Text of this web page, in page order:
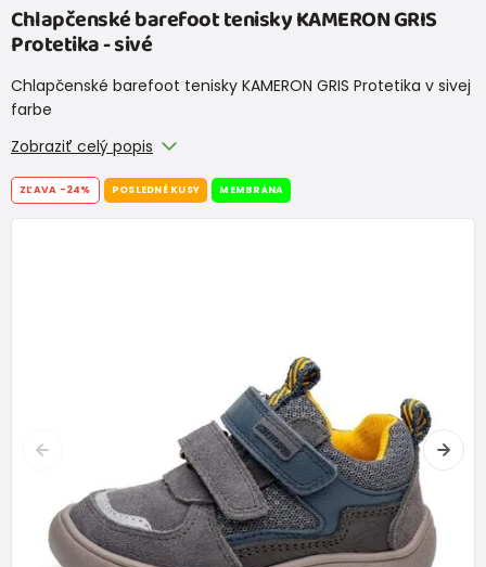
Chlapčenské barefoot tenisky KAMERON GRIS
Protetika - sivé
Chlapčenské barefoot tenisky KAMERON GRIS Protetika v sivej
farbe
Zobraziť celý popis
ZĽAVA -24% POSLEDNÉ KUSY MEMBRÁNA